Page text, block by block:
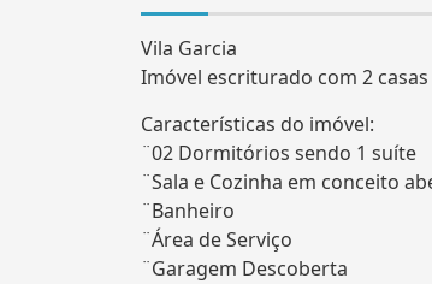
Vila Garcia
Imóvel escriturado com 2
Características do imóvel:
¨02 Dormitórios sendo 1 suíte
¨Sala e Cozinha em conceito
¨Banheiro
¨Área de Serviço
¨Garagem Descoberta